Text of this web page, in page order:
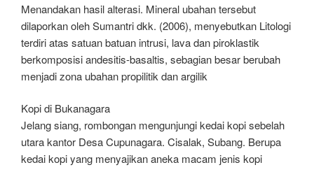
Menandakan hasil alterasi. Mineral ubahan tersebut
dilaporkan oleh Sumantri dkk. (2006), menyebutkan Litologi
terdiri atas satuan batuan intrusi, lava dan piroklastik
berkomposisi andesitis-basaltis, sebagian besar berubah
menjadi zona ubahan propilitik dan argilik
Kopi di Bukanagara
Jelang siang, rombongan mengunjungi kedai kopi sebelah
utara kantor Desa Cupunagara. Cisalak, Subang. Berupa
kedai kopi yang menyajikan aneka macam jenis kopi